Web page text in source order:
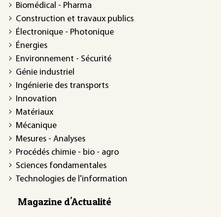
Biomédical - Pharma
Construction et travaux publics
Électronique - Photonique
Énergies
Environnement - Sécurité
Génie industriel
Ingénierie des transports
Innovation
Matériaux
Mécanique
Mesures - Analyses
Procédés chimie - bio - agro
Sciences fondamentales
Technologies de l'information
Magazine d'Actualité